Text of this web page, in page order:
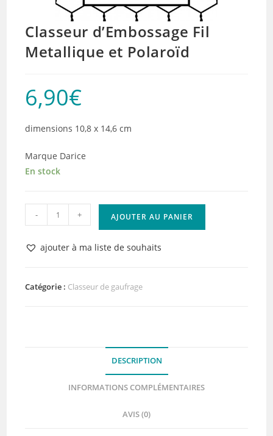
Classeur d’Embossage Fil
Metallique et Polaroïd
6,90€
dimensions 10,8 x 14,6 cm
Marque Darice
En stock
quantité
de
Classeur
d'Embossage
Metallique
- + AJOUTER AU PANIER
ajouter à ma liste de souhaits
Catégorie : Classeur de gaufrage
DESCRIPTION
INFORMATIONS COMPLÉMENTAIRES
AVIS (0)